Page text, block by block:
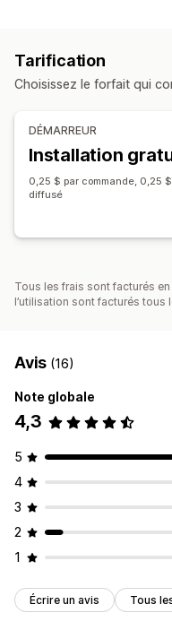
Jeux PDF Logiciels
Livraison par e-mail
Page de remerciement
Streaming
Hébergement de fichier
Tarification
Choisissez le forfait qui
DÉMARREUR
Installation
0,25 $ par commande, 0,25
diffusé
Tous les frais sont facturés
l’utilisation sont facturés tous
Avis (16)
Note globale
4,3
5
4
3
2
1
Écrire un avis Tous